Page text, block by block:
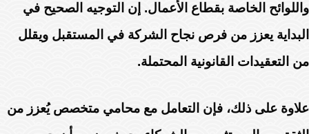
واللوائح الخاصة بقطاع الأعمال. إن التوجيه الصحيح في
البداية يعزز من فرص نجاح الشركة في المستقبل ويقلل
من التعقيدات القانونية المحتملة.
علاوة على ذلك، فإن التعامل مع محامي متخصص يُعزز من